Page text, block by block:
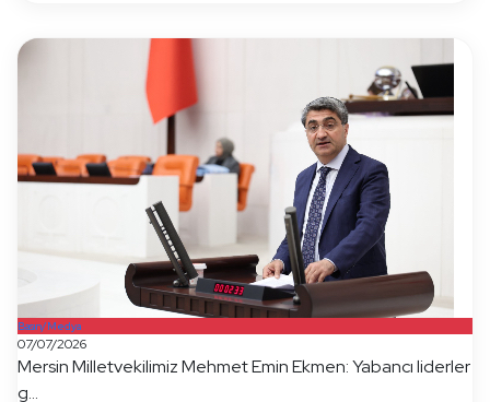
Basın/Medya
07/07/2026
Mersin Milletvekilimiz Mehmet Emin Ekmen: Yabancı liderler
g...